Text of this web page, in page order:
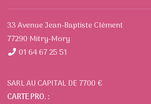
33 Avenue Jean-Baptiste Clément
77290 Mitry-Mory
01 64 67 25 51
SARL AU CAPITAL DE 7700 €
CARTE PRO. :